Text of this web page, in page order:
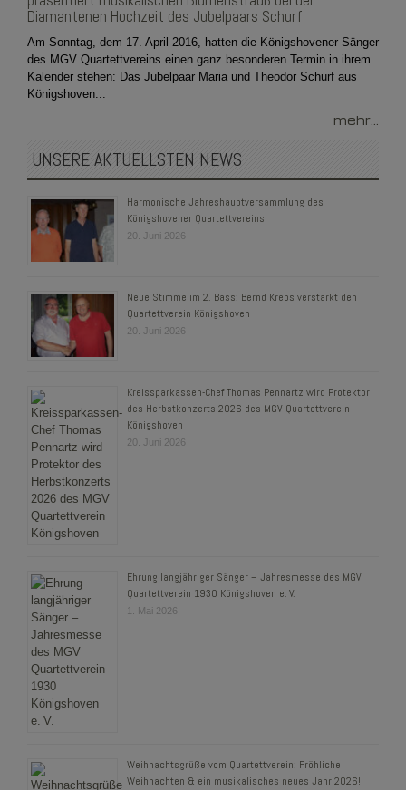
Diamantenen Hochzeit des Jubelpaars Schurf
Am Sonntag, dem 17. April 2016, hatten die Königshovener Sänger
des MGV Quartettvereins einen ganz besonderen Termin in ihrem
Kalender stehen: Das Jubelpaar Maria und Theodor Schurf aus
Königshoven...
mehr...
UNSERE AKTUELLSTEN NEWS
Harmonische Jahreshauptversammlung des
Königshovener Quartettvereins
20. Juni 2026
Neue Stimme im 2. Bass: Bernd Krebs verstärkt den
Quartettverein Königshoven
20. Juni 2026
Kreissparkassen-Chef Thomas Pennartz wird Protektor
des Herbstkonzerts 2026 des MGV Quartettverein
Königshoven
20. Juni 2026
Ehrung langjähriger Sänger – Jahresmesse des MGV
Quartettverein 1930 Königshoven e. V.
1. Mai 2026
Weihnachtsgrüße vom Quartettverein: Fröhliche
Weihnachten & ein musikalisches neues Jahr 2026!